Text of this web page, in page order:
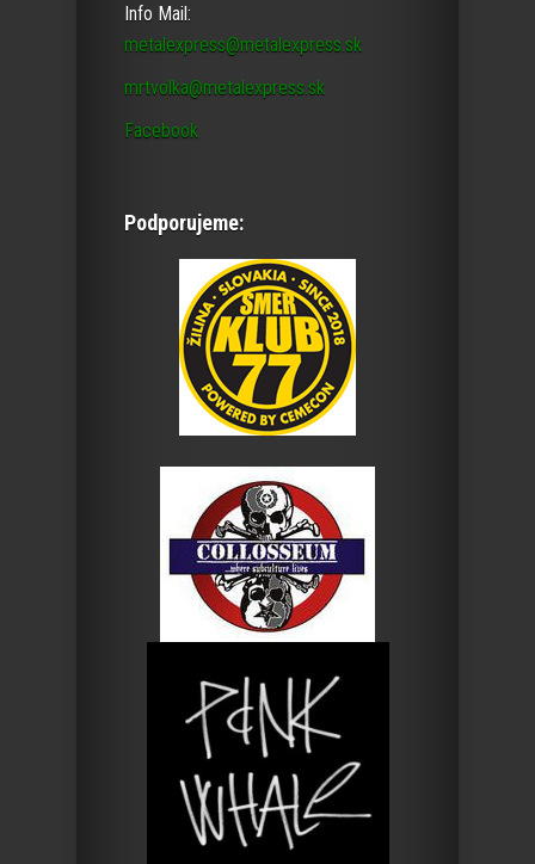
Info Mail:
metalexpress@metalexpress.sk
mrtvolka@metalexpress.sk
Facebook
Podporujeme: